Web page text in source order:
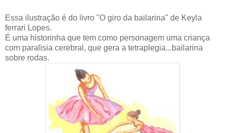
Essa ilustração é do livro "O giro da bailarina" de Keyla
ferrari Lopes.
É uma historinha que tem como personagem uma criança
com paralisia cerebral, que gera a tetraplegia...bailarina
sobre rodas.